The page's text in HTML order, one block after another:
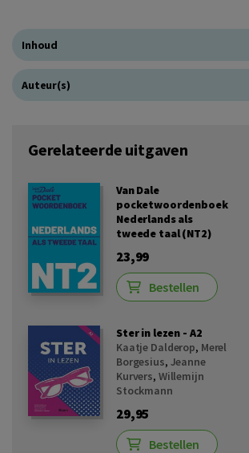
Inhoud
Auteur(s)
Gerelateerde uitgaven
Van Dale
pocketwoordenboek
Nederlands als
tweede taal (NT2)
23,99
Bestellen
Ster in lezen - A2
Kaatje Dalderop, Merel
Borgesius, Jeanne
Kurvers, Willemijn
Stockmann
29,95
Bestellen